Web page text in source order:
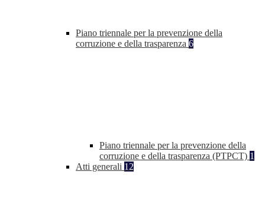
Piano triennale per la prevenzione della
corruzione e della trasparenza 6
Piano triennale per la prevenzione della
corruzione e della trasparenza (PTPCT) 1
Atti generali 12